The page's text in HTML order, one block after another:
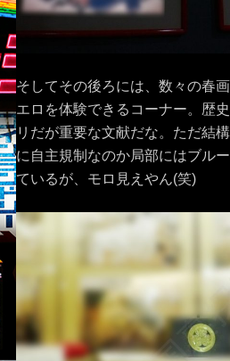
そしてその後ろには、数々の春
エロを体験できるコーナー。歴
リだが重要な文献だな。ただ結
に自主規制なのか局部にはブル
ているが、モロ見えやん(笑)